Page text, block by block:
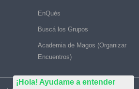
¡Hola! Ayudame a entender
EnQués
Buscá los Grupos
Academia de Magos (Organizar
Encuentros)